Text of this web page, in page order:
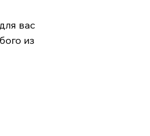
вас
из